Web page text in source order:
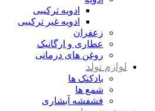
ادویه ترکیبی
ادویه غیر ترکیبی
زعفران
عطاری و ارگانیک
روغن های درمانی
لوازم تولد
بادکنک ها
شمع ها
فشفشه آبشاری